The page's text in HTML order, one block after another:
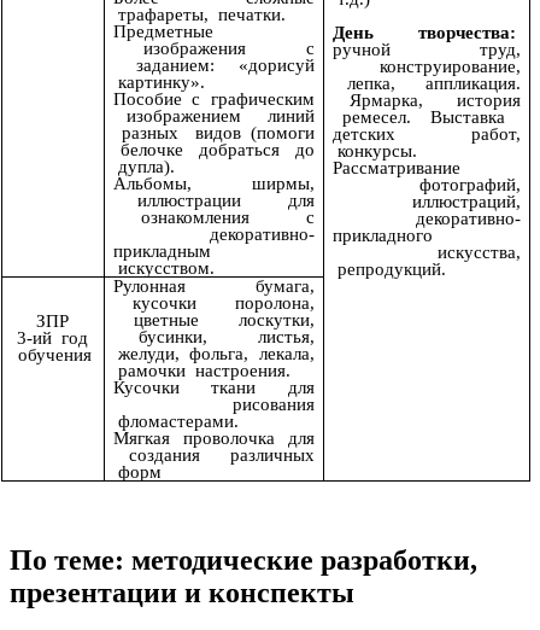
День творчества:
ручной труд,
конструирование,
лепка, аппликация.
Ярмарка, история
ремесел. Выставка
детских работ,
конкурсы.
Рассматривание
фотографий,
иллюстраций,
декоративно-
прикладного
искусства,
репродукций.
трафареты, печатки.
Предметные
изображения с
заданием: «дорисуй
картинку».
Пособие с графическим
изображением линий
разных видов (помоги
белочке добраться до
дупла).
Альбомы, ширмы,
иллюстрации для
ознакомления с
декоративно-
прикладным
искусством.
ЗПР
3-ий год
обучения
Рулонная бумага,
кусочки поролона,
цветные лоскутки,
бусинки, листья,
желуди, фольга, лекала,
рамочки настроения.
Кусочки ткани для
рисования
фломастерами.
Мягкая проволочка для
создания различных
форм
По теме: методические разработки,
презентации и конспекты